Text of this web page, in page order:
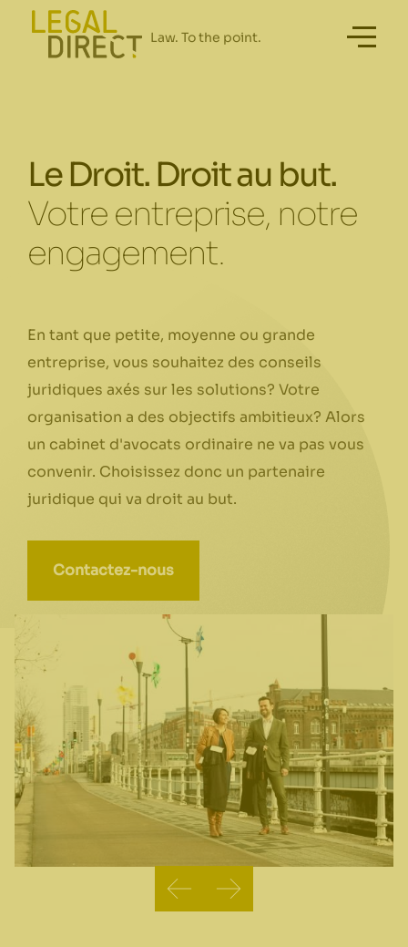
Le Droit. Droit au but.
Votre entreprise, notre
engagement.
En tant que petite, moyenne ou grande
entreprise, vous souhaitez des conseils
juridiques axés sur les solutions? Votre
organisation a des objectifs ambitieux? Alors
un cabinet d'avocats ordinaire ne va pas vous
convenir. Choisissez donc un partenaire
juridique qui va droit au but.
Contactez-nous